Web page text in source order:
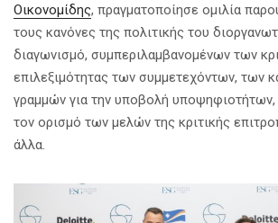
Οικονομίδης, πραγματοποίησε ομιλία
τους κανόνες της πολιτικής του
διαγωνισμό, συμπεριλαμβανομένων των
επιλεξιμότητας των συμμετεχόντων, των
γραμμών για την υποβολή υποψηφιοτήτων,
τον ορισμό των μελών της κριτικής
άλλα.